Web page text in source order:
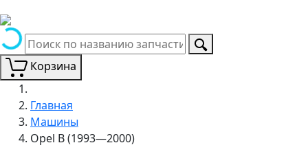
Корзина
Главная
Машины
Opel B (1993—2000)